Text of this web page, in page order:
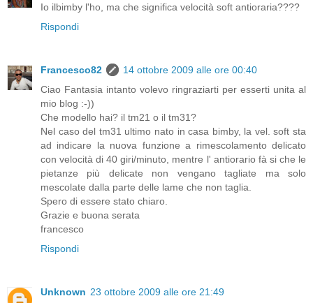
Io ilbimby l'ho, ma che significa velocità soft antioraria????
Rispondi
Francesco82
14 ottobre 2009 alle ore 00:40
Ciao Fantasia intanto volevo ringraziarti per esserti unita al
mio blog :-))
Che modello hai? il tm21 o il tm31?
Nel caso del tm31 ultimo nato in casa bimby, la vel. soft sta
ad indicare la nuova funzione a rimescolamento delicato
con velocità di 40 giri/minuto, mentre l' antiorario fà si che le
pietanze più delicate non vengano tagliate ma solo
mescolate dalla parte delle lame che non taglia.
Spero di essere stato chiaro.
Grazie e buona serata
francesco
Rispondi
Unknown 23 ottobre 2009 alle ore 21:49